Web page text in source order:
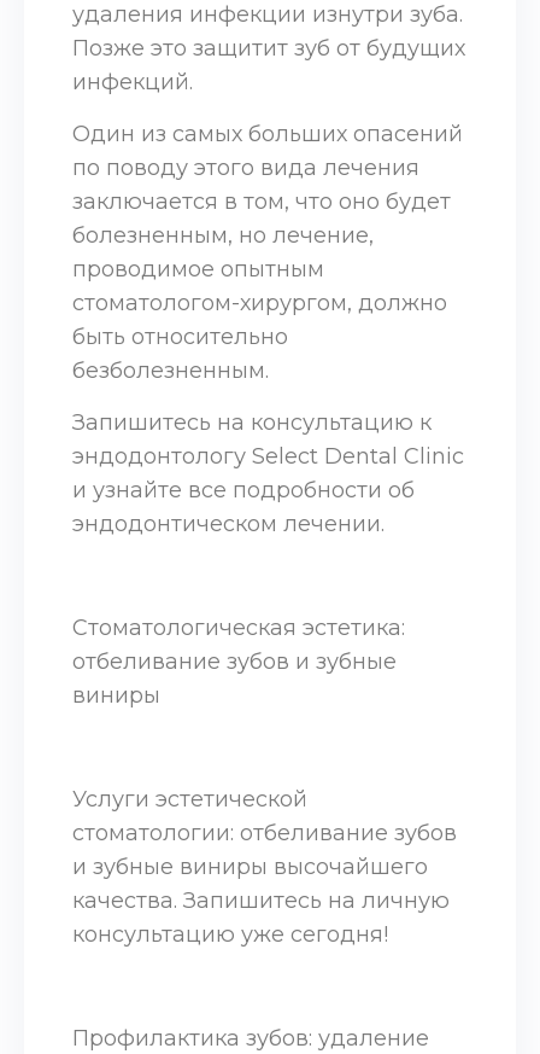
удаления инфекции изнутри зуба.
Позже это защитит зуб от будущих
инфекций.
Один из самых больших опасений
по поводу этого вида лечения
заключается в том, что оно будет
болезненным, но лечение,
проводимое опытным
стоматологом-хирургом, должно
быть относительно
безболезненным.
Запишитесь на консультацию к
эндодонтологу Select Dental Clinic
и узнайте все подробности об
эндодонтическом лечении.
Стоматологическая эстетика:
отбеливание зубов и зубные
виниры
Услуги эстетической
стоматологии: отбеливание зубов
и зубные виниры высочайшего
качества. Запишитесь на личную
консультацию уже сегодня!
Профилактика зубов: удаление